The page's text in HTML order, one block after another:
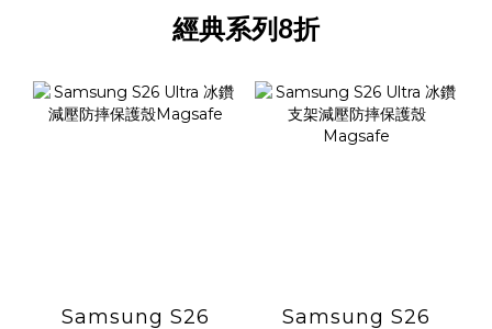
經典系列8折
Samsung S26
Samsung S26